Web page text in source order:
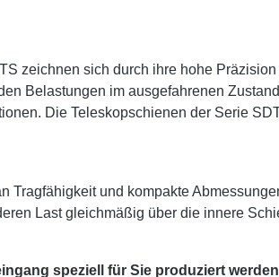
zeichnen sich durch ihre hohe
Belastungen im ausgefahrenen
Die Teleskopschienen der Serie
Tragfähigkeit und kompakte
Last gleichmäßig über die innere
speziell für Sie produziert